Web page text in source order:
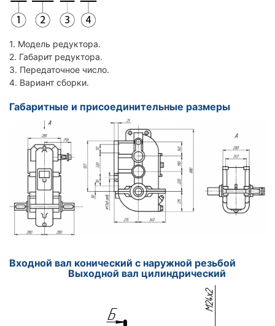
1. Модель редуктора.
2. Габарит редуктора.
3. Передаточное число.
4. Вариант сборки.
Габаритные и присоединительные размеры
Входной вал конический с наружной резьбой
Выходной вал цилиндрический